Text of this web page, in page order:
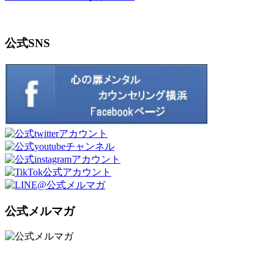
公式SNS
公式メルマガ